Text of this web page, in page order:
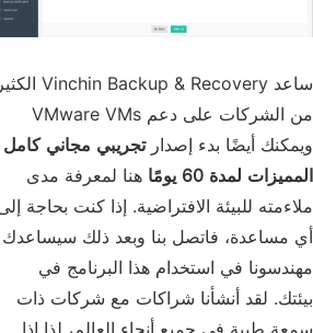
ساعد Vinchin Backup & Recovery الكثير
من الشركات على دعم VMware VMs
ويمكنك أيضًا بدء إصدارتجريبي مجاني كامل
المميزات لمدة 60 يومًا
هنا لمعرفة مدى
ملاءمته للبيئة الافتراضية. إذا كنت بحاجة
أي مساعدة، فاتصل بنا وبعد ذلك سيساعدك
مهندسونا في استخدام هذا البرنامج في
بيئتك. لقد أنشأنا شراكات مع شركات ذات
سمعة طيبة في جميع أنحاء العالم، لذا إذا